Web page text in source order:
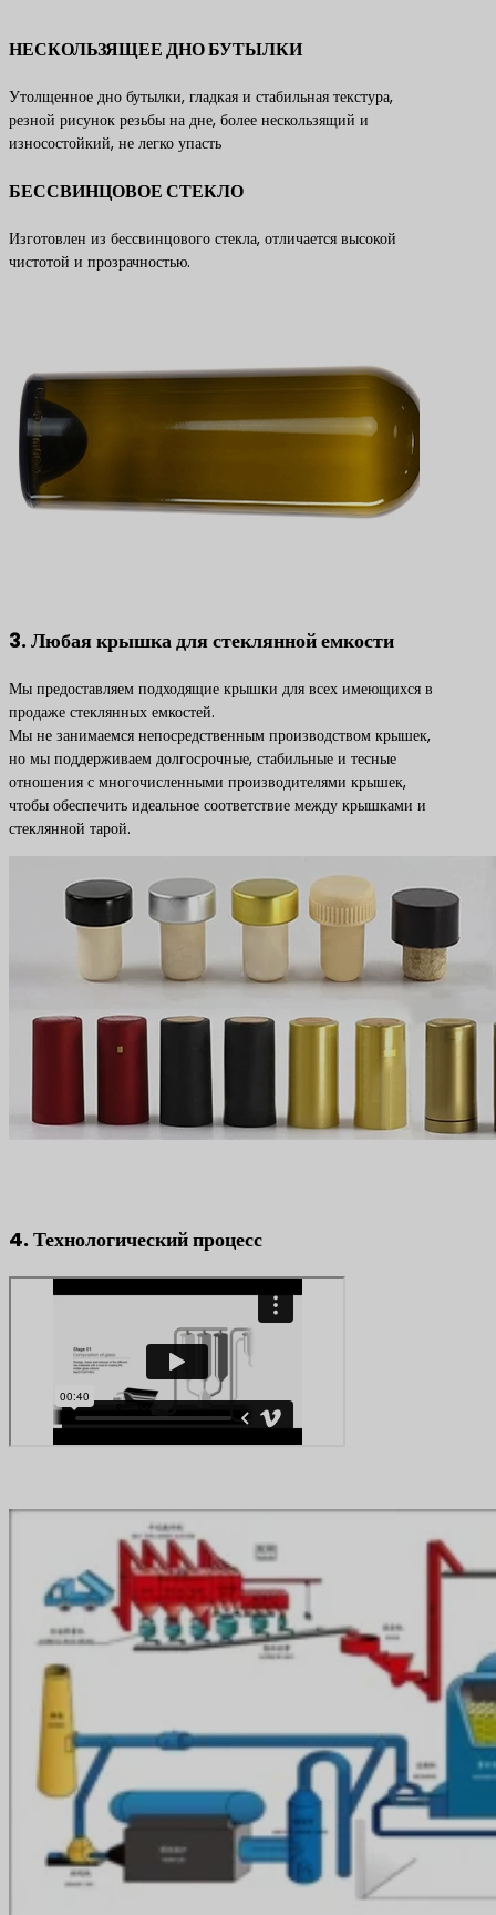
НЕСКОЛЬЗЯЩЕЕ ДНО БУТЫЛКИ
Утолщенное дно бутылки, гладкая и стабильная текстура,
резной рисунок резьбы на дне, более нескользящий и
износостойкий, не легко упасть
БЕССВИНЦОВОЕ СТЕКЛО
Изготовлен из бессвинцового стекла, отличается высокой
чистотой и прозрачностью.
3. Любая крышка для стеклянной емкости
Мы предоставляем подходящие крышки для всех имеющихся в
продаже стеклянных емкостей.
Мы не занимаемся непосредственным производством крышек,
но мы поддерживаем долгосрочные, стабильные и тесные
отношения с многочисленными производителями крышек,
чтобы обеспечить идеальное соответствие между крышками и
стеклянной тарой.
4. Технологический процесс